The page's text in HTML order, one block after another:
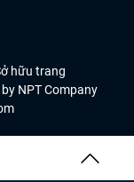
hữu trang
NPT Company